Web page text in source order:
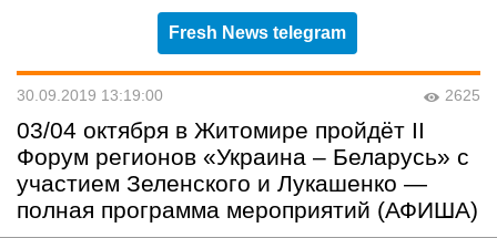
Fresh News telegram
30.09.2019 13:19:00 2625
03/04 октября в Житомире пройдёт II
Форум регионов «Украина – Беларусь» с
участием Зеленского и Лукашенко —
полная программа мероприятий (АФИША)